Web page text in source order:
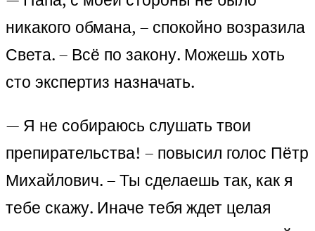
никакого обмана, – спокойно возразила
Света. – Всё по закону. Можешь хоть
сто экспертиз назначать.
— Я не собираюсь слушать твои
препирательства! – повысил голос Пётр
Михайлович. – Ты сделаешь так, как я
тебе скажу. Иначе тебя ждет целая